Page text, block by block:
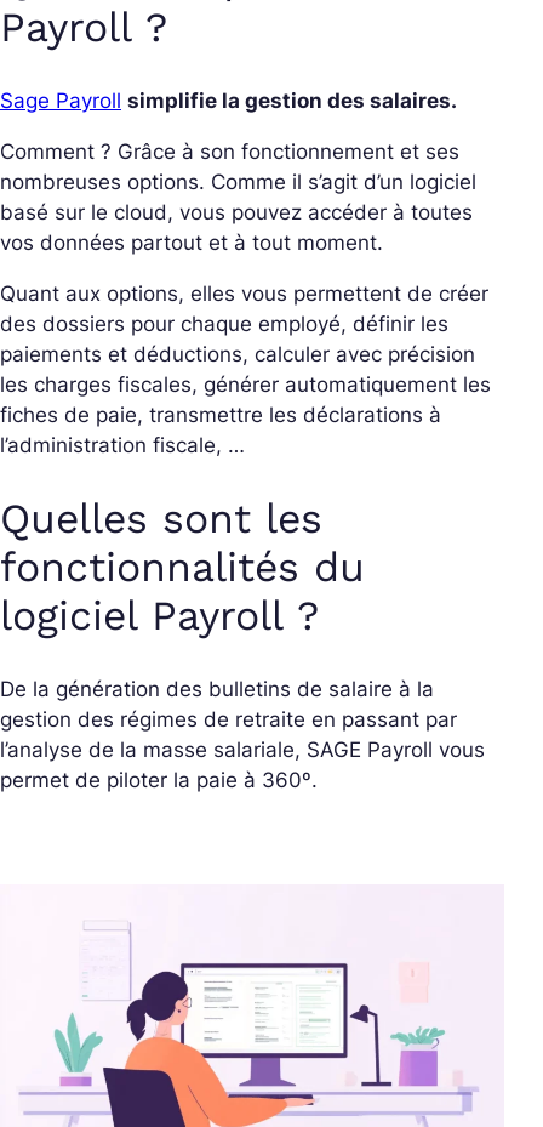
Payroll ?
Sage Payroll simplifie la gestion des salaires.
Comment ? Grâce à son fonctionnement et ses
nombreuses options. Comme il s’agit d’un logiciel
basé sur le cloud, vous pouvez accéder à toutes
vos données partout et à tout moment.
Quant aux options, elles vous permettent de créer
des dossiers pour chaque employé, définir les
paiements et déductions, calculer avec précision
les charges fiscales, générer automatiquement les
fiches de paie, transmettre les déclarations à
l’administration fiscale, …
Quelles sont les
fonctionnalités du
logiciel Payroll ?
De la génération des bulletins de salaire à la
gestion des régimes de retraite en passant par
l’analyse de la masse salariale, SAGE Payroll vous
permet de piloter la paie à 360º.